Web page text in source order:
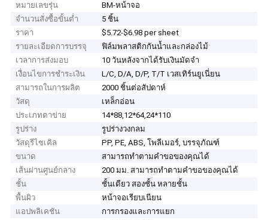
หมายเลขรุ่น
BM-หน้าจอ
จำนวนสั่งซื้อขั้นต่ำ
5 ชิ้น
ราคา
$5.72-$6.98 per sheet
รายละเอียดการบรรจุ
ฟิล์มพลาสติกกันน้ำและกล่องไม้
เวลาการส่งมอบ
10 วันหลังจากได้รับเงินมัดจำ
เงื่อนไขการชำระเงิน
L/C, D/A, D/P, T/T เวสเทิร์นยูเนี่ยน
สามารถในการผลิต
2000 ชิ้นต่อสัปดาห์
วัสดุ
เหล็กอ่อน
ประเภทตาข่าย
14*88,12*64,24*110
รูปร่าง
รูปร่างวงกลม
วัสดุรีไซเคิล
PP, PE, ABS, โพลีเมอร์, บรรจุภัณฑ์
ขนาด
สามารถทำตามคำขอของคุณได้
เส้นผ่านศูนย์กลาง
200 มม. สามารถทำตามคำขอของคุณได้
ชั้น
ชั้นเดียว สองชั้น หลายชั้น
พื้นผิว
หน้าจอเรียบเนียน
แอปพลิเคชัน
การกรองและการแยก